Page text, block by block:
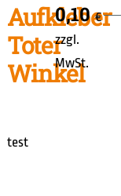
Aufkleber
Toter
Winkel
0,10€
zzgl.
MwSt.
test